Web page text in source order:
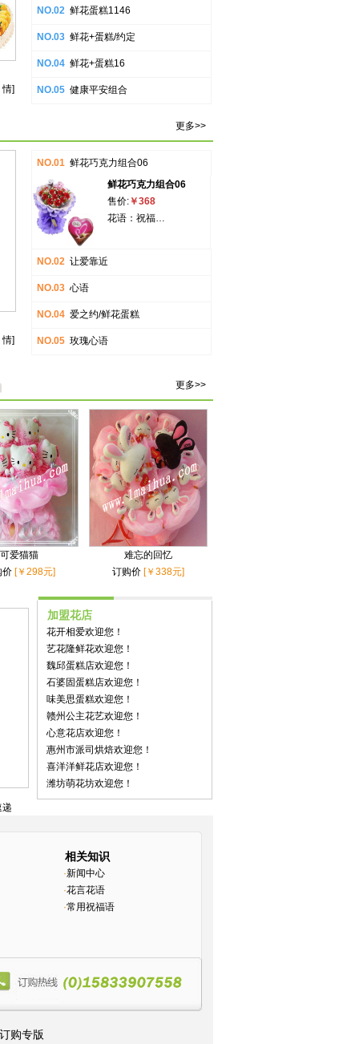
情]
NO.02 鲜花蛋糕1146
NO.03 鲜花+蛋糕/约定
NO.04 鲜花+蛋糕16
NO.05 健康平安组合
更多>>
情]
NO.01 鲜花巧克力组合06
鲜花巧克力组合06
售价:￥368
花语：祝福…
NO.02 让爱靠近
NO.03 心语
NO.04 爱之约/鲜花蛋糕
NO.05 玫瑰心语
更多>>
可爱猫猫
价[￥298元]
难忘的回忆
订购价 [￥338元]
加盟花店
花开相爱欢迎您！
艺花隆鲜花欢迎您！
魏邱蛋糕店欢迎您！
石婆固蛋糕店欢迎您！
味美思蛋糕欢迎您！
赣州公主花艺欢迎您！
心意花店欢迎您！
惠州市派司烘焙欢迎您！
喜洋洋鲜花店欢迎您！
潍坊萌花坊欢迎您！
相关知识
·新闻中心
·花言花语
·常用祝福语
购专版